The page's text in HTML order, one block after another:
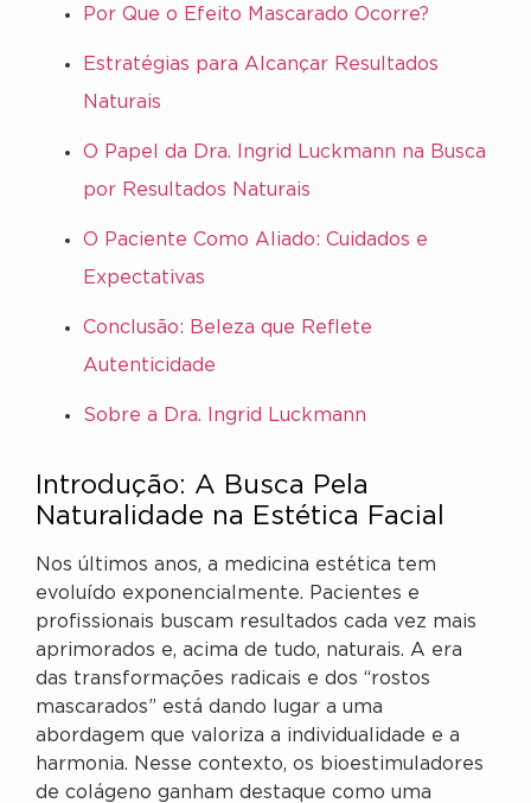
Por Que o Efeito Mascarado Ocorre?
Estratégias para Alcançar Resultados
Naturais
O Papel da Dra. Ingrid Luckmann na Busca
por Resultados Naturais
O Paciente Como Aliado: Cuidados e
Expectativas
Conclusão: Beleza que Reflete
Autenticidade
Sobre a Dra. Ingrid Luckmann
Introdução: A Busca Pela
Naturalidade na Estética Facial
Nos últimos anos, a medicina estética tem
evoluído exponencialmente. Pacientes e
profissionais buscam resultados cada vez mais
aprimorados e, acima de tudo, naturais. A era
das transformações radicais e dos “rostos
mascarados” está dando lugar a uma
abordagem que valoriza a individualidade e a
harmonia. Nesse contexto, os bioestimuladores
de colágeno ganham destaque como uma